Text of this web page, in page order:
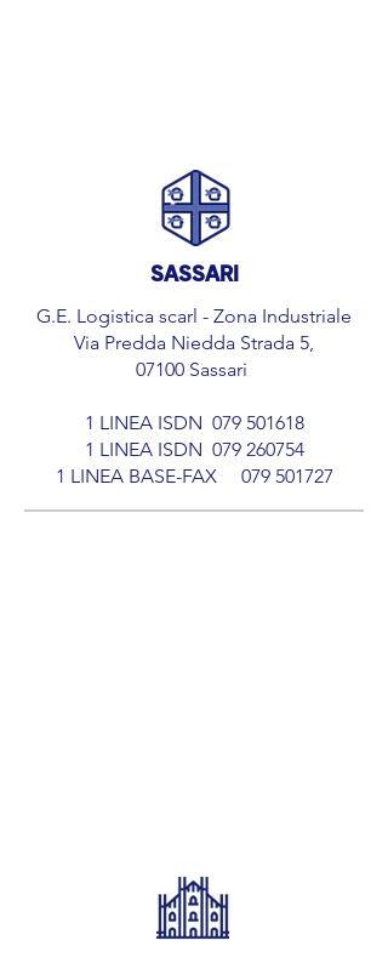
SASSARI
G.E. Logistica scarl - Zona Industriale
Via Predda Niedda Strada 5,
07100 Sassari
1 LINEA ISDN 079 501618
1 LINEA ISDN 079 260754
​1 LINEA BASE-FAX 079 501727